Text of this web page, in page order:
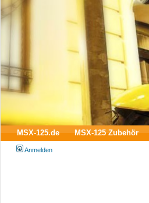
MSX-125.de MSX-125 Zubehör
Anmelden